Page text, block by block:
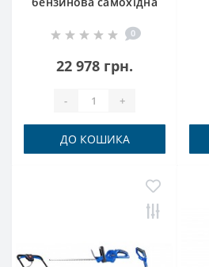
0
22 978 грн.
- +
ДО КОШИКА